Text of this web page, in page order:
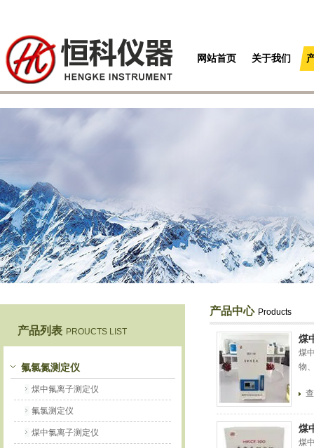
网站首页 关于我们
产品列表 PROUCTS LIST
氟氯氮测定仪
煤中氟离子测定仪
氟氯测定仪
煤中氯离子测定仪
产品中心 Products
煤
煤
物
煤
煤